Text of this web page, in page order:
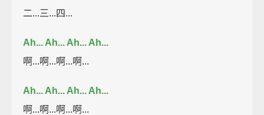
二...三...四...
Ah... Ah... Ah... Ah...
啊...啊...啊...啊...
Ah... Ah... Ah... Ah...
啊...啊...啊...啊...